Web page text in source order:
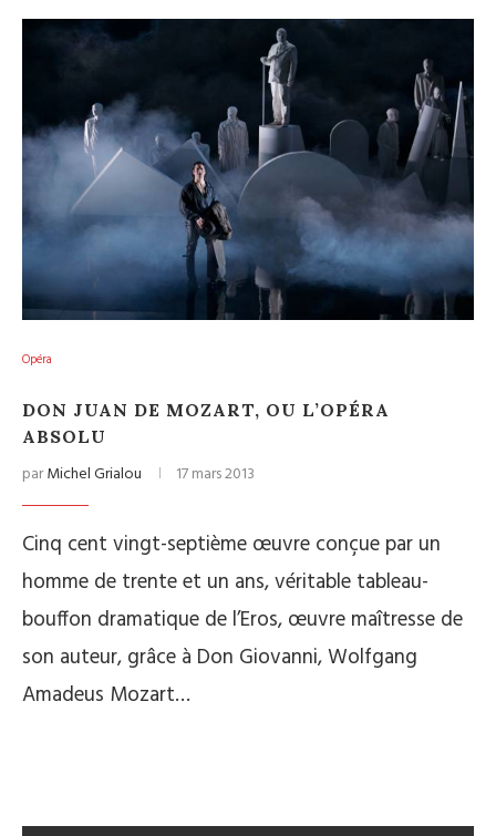
Opéra
DON JUAN DE MOZART, OU L’OPÉRA
ABSOLU
parMichel Grialou 17 mars 2013
Cinq cent vingt-septième œuvre conçue par un
homme de trente et un ans, véritable tableau-
bouffon dramatique de l’Eros, œuvre maîtresse de
son auteur, grâce à Don Giovanni, Wolfgang
Amadeus Mozart…